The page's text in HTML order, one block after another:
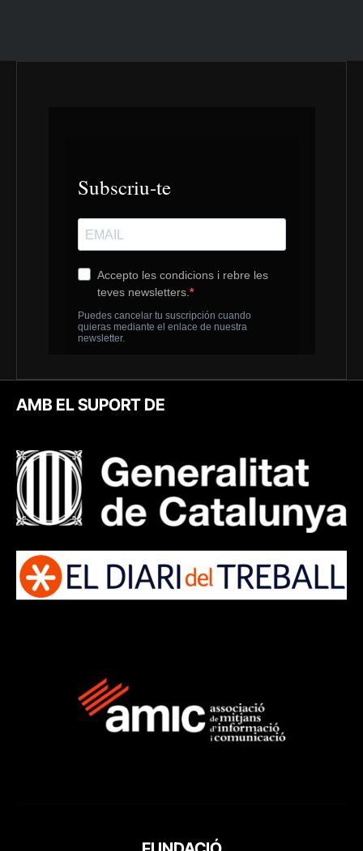
AMB EL SUPORT DE